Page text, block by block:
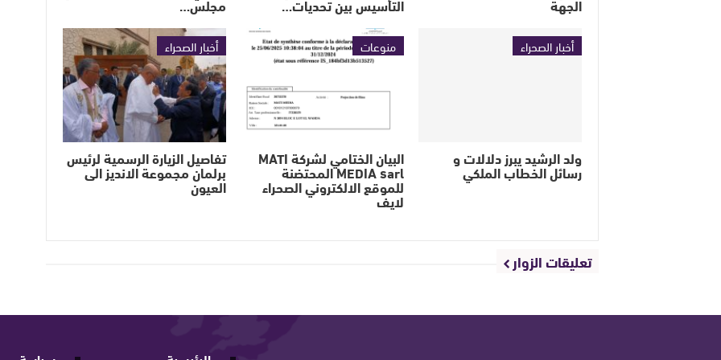
أخبار الصحراء
ولد الرشيد يبرز دلالات و
رسائل الخطاب الملكي
منوعات
البيان الختامي لشركة MATI
MEDIA sarl المحتضنة
للموقع الالكتروني الصحراء
لايف
أخبار الصحراء
تفاصيل الزيارة الرسمية لرئيس
برلمان مجموعة الانديز الى
العيون
تعليقات الزوار